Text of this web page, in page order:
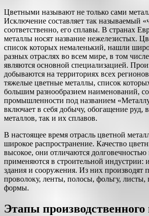
Цветными называют не только сами
Исключение составляет так называемый
соответственно, его сплавы. В странах
металлы носят название нежелезистых.
список которых немаленький, нашли
разных отраслях во всем мире, в том
являются основной специализацией.
добываются на территориях всех
тяжелые цветные металлы, список
большим разнообразием наименований,
промышленности под названием
включает в себя добычу, обогащение руд,
металлов, так и их сплавов.
В настоящее время отрасль цветной
широкое распространение. Качество
высокое, они отличаются
применяются в строительной индустрии:
здания и сооружения. Из них производят
проволоку, ленты, полосы, фольгу, листы,
формы.
Этапы производственного